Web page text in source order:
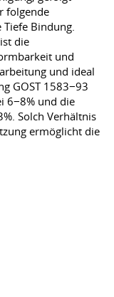
folgende
Tiefe Bindung.
die
und
und ideal
GOST 1583−93
6−8% und die
Solch Verhältnis
ermöglicht die